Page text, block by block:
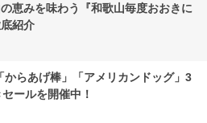
恵みを味わう『和歌山毎度おおきに
紹介
からあげ棒」「アメリカンドッグ」3
ールを開催中！